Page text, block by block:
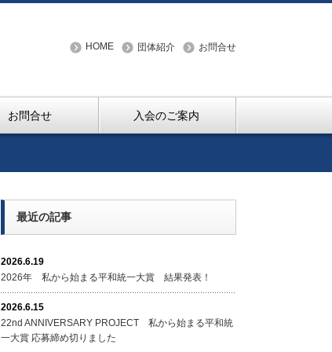
HOME 団体紹介 お問合せ
お問合せ 入会のご案内
最近の記事
2026.6.19
2026年 私から始まる平和統一大賞 結果発表！
2026.6.15
22nd ANNIVERSARY PROJECT 私から始まる平和統
一大賞 応募締め切りました